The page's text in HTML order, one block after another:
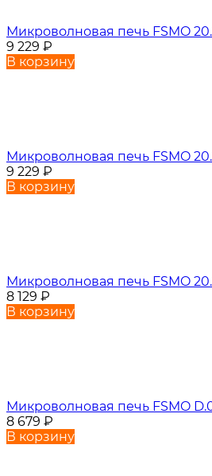
Микроволновая печь FSMO
9 229 ₽
В корзину
Микроволновая печь FSMO
9 229 ₽
В корзину
Микроволновая печь FSMO
8 129 ₽
В корзину
Микроволновая печь FSMO
8 679 ₽
В корзину